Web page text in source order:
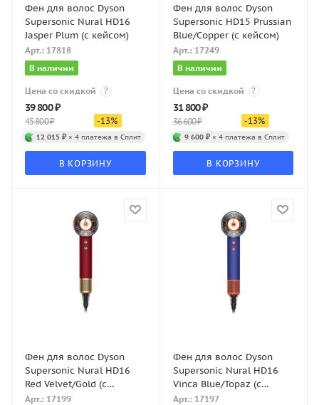
Фен для волос Dyson
Supersonic Nural HD16
Jasper Plum (с кейсом)
Арт.: 17818
В наличии
Цена со скидкой ?
39 800₽
45 800₽ -13%
12 015 ₽ × 4 платежа в Сплит
В КОРЗИНУ
Фен для волос Dyson
Supersonic HD15 Prussian
Blue/Copper (с кейсом)
Арт.: 17249
В наличии
Цена со скидкой ?
31 800₽
36 600₽ -13%
9 600 ₽× 4 платежа в Сплит
В КОРЗИНУ
Фен для волос Dyson
Supersonic Nural HD16
Red Velvet/Gold (с
кейсом)
Арт.: 17199
Фен для волос Dyson
Supersonic Nural HD16
Vinca Blue/Topaz (с
кейсом)
Арт.: 17197